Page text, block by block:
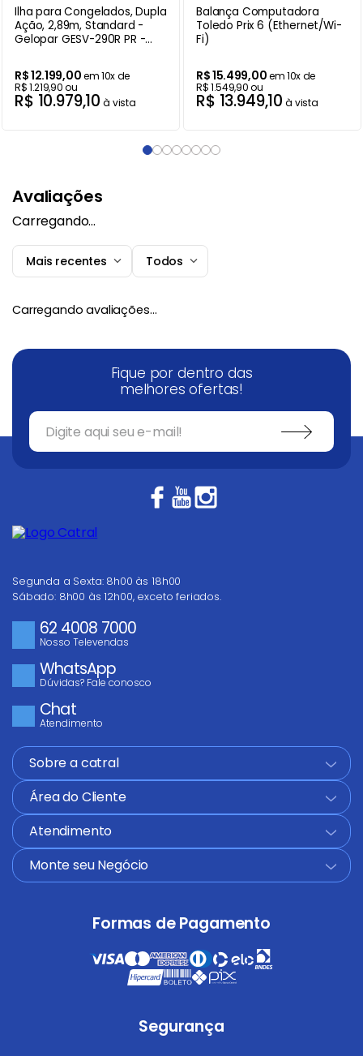
Ilha para Congelados, Dupla
Ação, 2,89m, Standard -
Gelopar GESV-290R PR -
R$12.199,00em10x de
R$1.219,90ou
R$ 10.979,10 à vista
Balança Computadora
Toledo Prix 6 (Ethernet/Wi-
Fi)
R$15.499,00em10x de
R$1.549,90ou
R$ 13.949,10 à vista
Avaliações
Carregando…
Mais recentes Todos
Carregando avaliações…
Fique por dentro das
melhores ofertas!
Segunda a Sexta: 8h00 às 18h00
Sábado: 8h00 às 12h00, exceto feriados.
62 4008 7000
Nosso Televendas
WhatsApp
Dúvidas? Fale conosco
Chat
Atendimento
Sobre a catral
+
Área do Cliente
+
Atendimento
+
Monte seu Negócio
+
Formas de Pagamento
Segurança